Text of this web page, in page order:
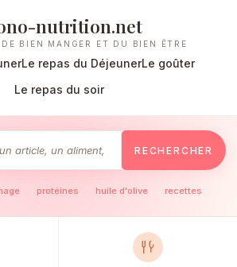
nutrition.net
BIEN MANGER ET DU BIEN ÊTRE
Le repas du DéjeunerLe goûter
Le repas du soir
RECHERCHER
protéines huile d'olive recettes